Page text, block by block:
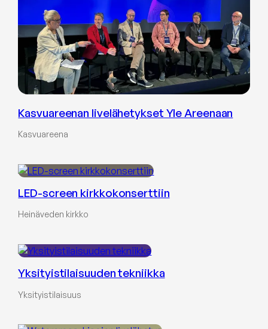
Kasvuareenan livelähetykset Yle Areenaan
Kasvuareena
LED-screen kirkkokonserttiin
Heinäveden kirkko
Yksityistilaisuuden tekniikka
Yksityistilaisuus